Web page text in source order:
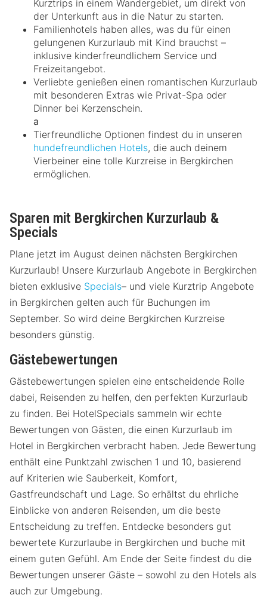
Kurztrips in einem Wandergebiet, um direkt von
der Unterkunft aus in die Natur zu starten.
Familienhotels haben alles, was du für einen
gelungenen Kurzurlaub mit Kind brauchst –
inklusive kinderfreundlichem Service und
Freizeitangebot.
Verliebte genießen einen romantischen Kurzurlaub
mit besonderen Extras wie Privat-Spa oder
Dinner bei Kerzenschein.
a
Tierfreundliche Optionen findest du in unseren
hundefreundlichen Hotels, die auch deinem
Vierbeiner eine tolle Kurzreise in Bergkirchen
ermöglichen.
Sparen mit Bergkirchen Kurzurlaub &
Specials
Plane jetzt im August deinen nächsten Bergkirchen
Kurzurlaub! Unsere Kurzurlaub Angebote in Bergkirchen
bieten exklusive Specials– und viele Kurztrip Angebote
in Bergkirchen gelten auch für Buchungen im
September. So wird deine Bergkirchen Kurzreise
besonders günstig.
Gästebewertungen
Gästebewertungen spielen eine entscheidende Rolle
dabei, Reisenden zu helfen, den perfekten Kurzurlaub
zu finden. Bei HotelSpecials sammeln wir echte
Bewertungen von Gästen, die einen Kurzurlaub im
Hotel in Bergkirchen verbracht haben. Jede Bewertung
enthält eine Punktzahl zwischen 1 und 10, basierend
auf Kriterien wie Sauberkeit, Komfort,
Gastfreundschaft und Lage. So erhältst du ehrliche
Einblicke von anderen Reisenden, um die beste
Entscheidung zu treffen. Entdecke besonders gut
bewertete Kurzurlaube in Bergkirchen und buche mit
einem guten Gefühl. Am Ende der Seite findest du die
Bewertungen unserer Gäste – sowohl zu den Hotels als
auch zur Umgebung.